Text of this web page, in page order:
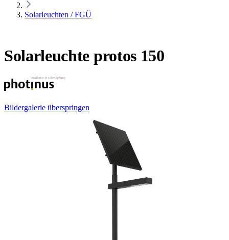
Solarleuchten / FGÜ
Solarleuchte protos 150
Bildergalerie überspringen